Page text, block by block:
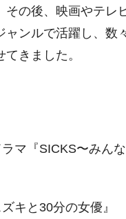
その後、映画やテレ
ャンルで活躍し、数
きました。
マ『SICKS〜みん
ズキと30分の女優』